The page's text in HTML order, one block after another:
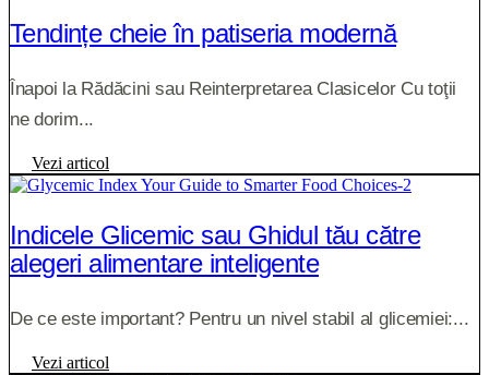
Tendințe cheie în patiseria modernă
Înapoi la Rădăcini sau Reinterpretarea Clasicelor Cu toţii
ne dorim...
Vezi articol
Indicele Glicemic sau Ghidul tău către
alegeri alimentare inteligente
De ce este important? Pentru un nivel stabil al glicemiei:...
Vezi articol